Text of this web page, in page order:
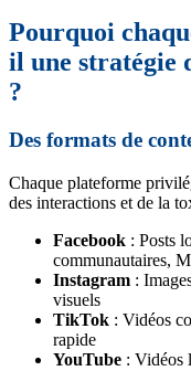
Pourquoi
il une stratégie
?
Des formats de
Chaque plateforme
des interactions et de la
Facebook : Posts
communautaires,
Instagram :
visuels
TikTok : Vidéos
rapide
YouTube : Vidéos